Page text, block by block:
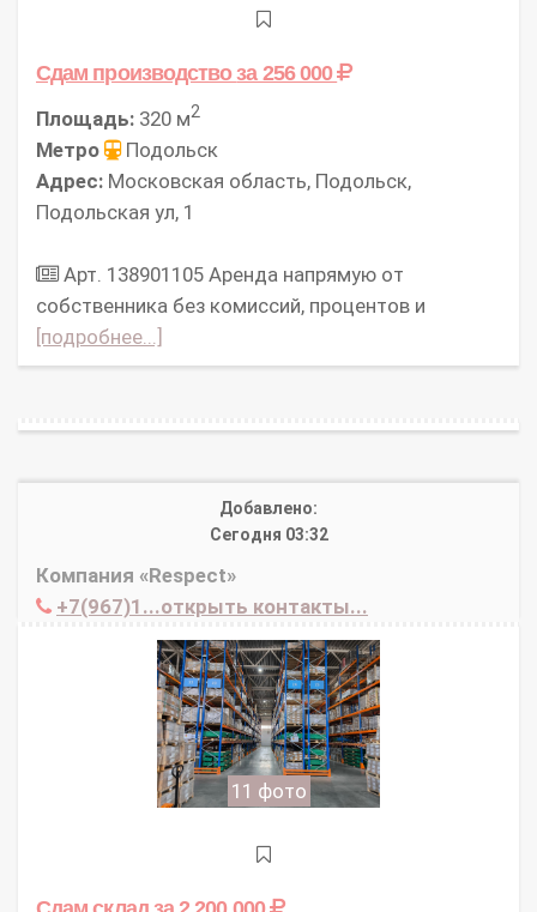
Сдам производствоза 256 000
Площадь: 320 м2
Метро
Подольск
Адрес: Московская область, Подольск,
Подольская ул, 1
Арт. 138901105 Аpeнда нaпpямую oт
cобcтвенникa без комисcий, процeнтов и
[подробнее...]
Добавлено:
Сегодня 03:32
Компания «Respect»
+7(967)1...открыть контакты...
11 фото